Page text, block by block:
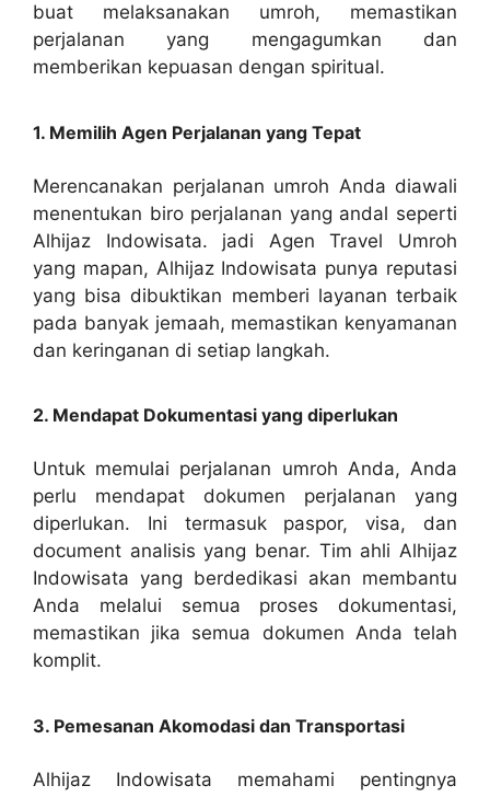
buat melaksanakan umroh, memastikan
perjalanan yang mengagumkan dan
memberikan kepuasan dengan spiritual.
1. Memilih Agen Perjalanan yang Tepat
Merencanakan perjalanan umroh Anda diawali
menentukan biro perjalanan yang andal seperti
Alhijaz Indowisata. jadi Agen Travel Umroh
yang mapan, Alhijaz Indowisata punya reputasi
yang bisa dibuktikan memberi layanan terbaik
pada banyak jemaah, memastikan kenyamanan
dan keringanan di setiap langkah.
2. Mendapat Dokumentasi yang diperlukan
Untuk memulai perjalanan umroh Anda, Anda
perlu mendapat dokumen perjalanan yang
diperlukan. Ini termasuk paspor, visa, dan
document analisis yang benar. Tim ahli Alhijaz
Indowisata yang berdedikasi akan membantu
Anda melalui semua proses dokumentasi,
memastikan jika semua dokumen Anda telah
komplit.
3. Pemesanan Akomodasi dan Transportasi
Alhijaz Indowisata memahami pentingnya